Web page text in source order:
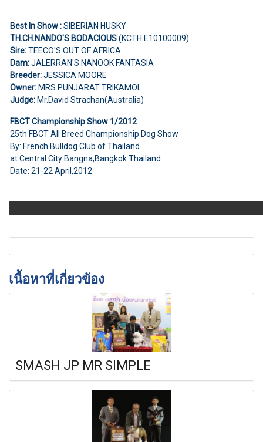
Best In Show :SIBERIAN HUSKY
TH.CH.NANDO'S BODACIOUS(KCTH E10100009)
Sire:TEECO'S OUT OF AFRICA
Dam:JALERRAN'S NANOOK FANTASIA
Breeder:JESSICA MOORE
Owner:MRS.PUNJARAT TRIKAMOL
Judge:Mr.David Strachan(Australia)
FBCT Championship Show 1/2012
25th FBCT All Breed Championship Dog Show
By: French Bulldog Club of Thailand
at Central City Bangna,Bangkok Thailand
Date: 21-22 April,2012
เนื้อหาที่เกี่ยวข้อง
SMASH JP MR SIMPLE